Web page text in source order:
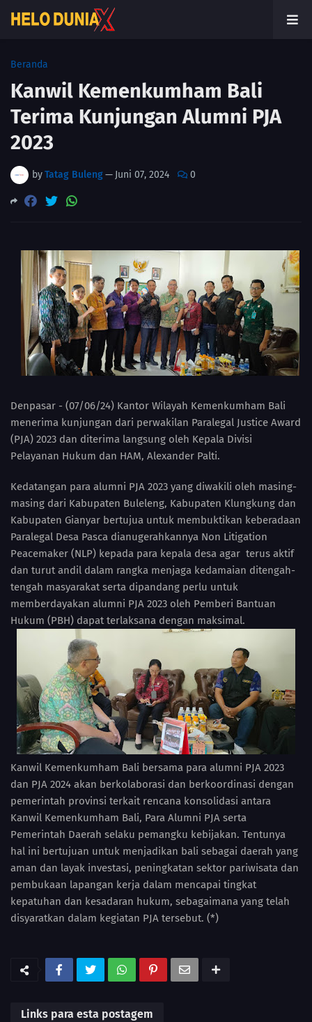
Beranda
Kanwil Kemenkumham Bali
Terima Kunjungan Alumni PJA
2023
byTatag Buleng— Juni 07, 2024 0
Denpasar - (07/06/24) Kantor Wilayah Kemenkumham Bali
menerima kunjungan dari perwakilan Paralegal Justice Award
(PJA) 2023 dan diterima langsung oleh Kepala Divisi
Pelayanan Hukum dan HAM, Alexander Palti.
Kedatangan para alumni PJA 2023 yang diwakili oleh masing-
masing dari Kabupaten Buleleng, Kabupaten Klungkung dan
Kabupaten Gianyar bertujua untuk membuktikan keberadaan
Paralegal Desa Pasca dianugerahkannya Non Litigation
Peacemaker (NLP) kepada para kepala desa agar terus aktif
dan turut andil dalam rangka menjaga kedamaian ditengah-
tengah masyarakat serta dipandang perlu untuk
memberdayakan alumni PJA 2023 oleh Pemberi Bantuan
Hukum (PBH) dapat terlaksana dengan maksimal.
Kanwil Kemenkumham Bali bersama para alumni PJA 2023
dan PJA 2024 akan berkolaborasi dan berkoordinasi dengan
pemerintah provinsi terkait rencana konsolidasi antara
Kanwil Kemenkumham Bali, Para Alumni PJA serta
Pemerintah Daerah selaku pemangku kebijakan. Tentunya
hal ini bertujuan untuk menjadikan bali sebagai daerah yang
aman dan layak investasi, peningkatan sektor pariwisata dan
pembukaan lapangan kerja dalam mencapai tingkat
kepatuhan dan kesadaran hukum, sebagaimana yang telah
disyaratkan dalam kegiatan PJA tersebut. (*)
Links para esta postagem